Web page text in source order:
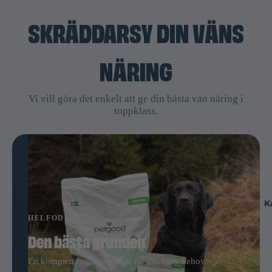
SKRÄDDARSY DIN VÄNS
NÄRING
Vi vill göra det enkelt att ge din bästa vän näring i
toppklass.
HELFODER
Den bästa grunden
Ett komplett foder anpassat för din väns behov.